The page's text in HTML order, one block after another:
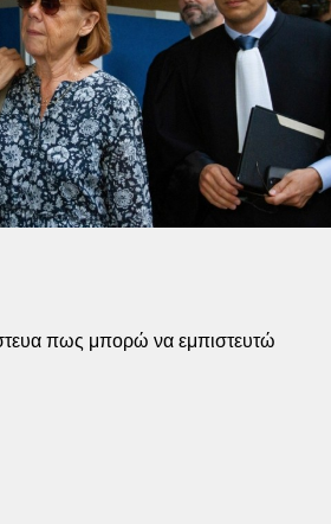
πως μπορώ να εμπιστευτώ